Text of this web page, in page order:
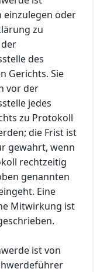
einzulegen oder
zu
des
Gerichts. Sie
vor der
jedes
zu Protokoll
die Frist ist
gewahrt, wenn
rechtzeitig
genannten
Eine
Mitwirkung ist
ist von